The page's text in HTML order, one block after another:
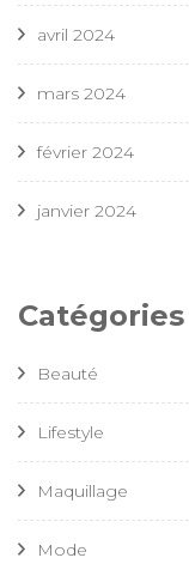
avril 2024
mars 2024
février 2024
janvier 2024
Catégories
Beauté
Lifestyle
Maquillage
Mode